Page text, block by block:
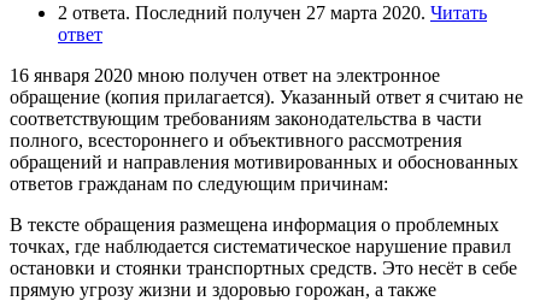
2 ответа. Последний получен 27 марта 2020. Читать
ответ
16 января 2020 мною получен ответ на электронное
обращение (копия прилагается). Указанный ответ я считаю не
соответствующим требованиям законодательства в части
полного, всестороннего и объективного рассмотрения
обращений и направления мотивированных и обоснованных
ответов гражданам по следующим причинам:
В тексте обращения размещена информация о проблемных
точках, где наблюдается систематическое нарушение правил
остановки и стоянки транспортных средств. Это несёт в себе
прямую угрозу жизни и здоровью горожан, а также